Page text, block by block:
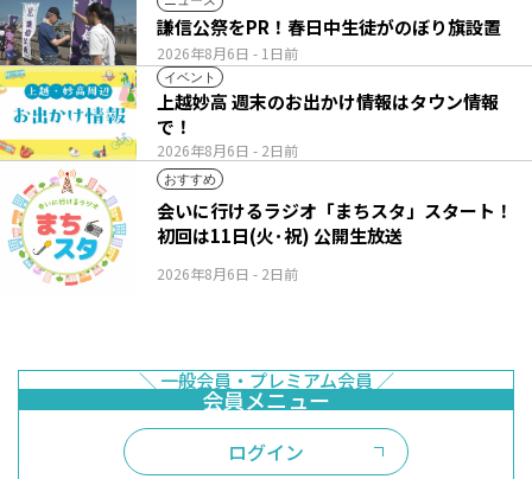
2026年8月6日 - 1日前
謙信公祭をPR！春日中生徒がのぼり旗設置
イベント
2026年8月6日 - 2日前
上越妙高 週末のお出かけ情報はタウン情報
で！
おすすめ
2026年8月6日 - 2日前
会いに行けるラジオ「まちスタ」スタート！
初回は11日(火･祝) 公開生放送
ログイン